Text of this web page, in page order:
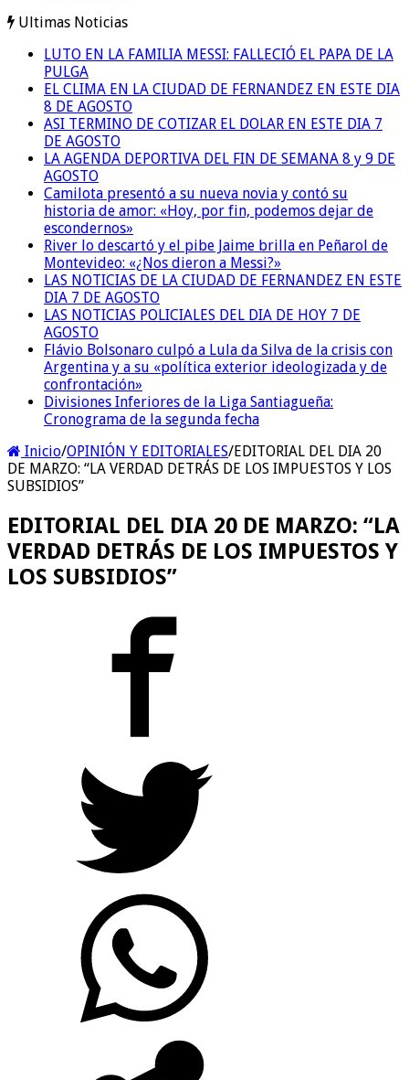
Ultimas Noticias
LUTO EN LA FAMILIA MESSI: FALLECIÓ EL PAPA DE LA
PULGA
EL CLIMA EN LA CIUDAD DE FERNANDEZ EN ESTE DIA
8 DE AGOSTO
ASI TERMINO DE COTIZAR EL DOLAR EN ESTE DIA 7
DE AGOSTO
LA AGENDA DEPORTIVA DEL FIN DE SEMANA 8 y 9 DE
AGOSTO
Camilota presentó a su nueva novia y contó su
historia de amor: «Hoy, por fin, podemos dejar de
escondernos»
River lo descartó y el pibe Jaime brilla en Peñarol de
Montevideo: «¿Nos dieron a Messi?»
LAS NOTICIAS DE LA CIUDAD DE FERNANDEZ EN ESTE
DIA 7 DE AGOSTO
LAS NOTICIAS POLICIALES DEL DIA DE HOY 7 DE
AGOSTO
Flávio Bolsonaro culpó a Lula da Silva de la crisis con
Argentina y a su «política exterior ideologizada y de
confrontación»
Divisiones Inferiores de la Liga Santiagueña:
Cronograma de la segunda fecha
Inicio/OPINIÓN Y EDITORIALES/EDITORIAL DEL DIA 20
DE MARZO: “LA VERDAD DETRÁS DE LOS IMPUESTOS Y LOS
SUBSIDIOS”
EDITORIAL DEL DIA 20 DE MARZO: “LA
VERDAD DETRÁS DE LOS IMPUESTOS Y
LOS SUBSIDIOS”